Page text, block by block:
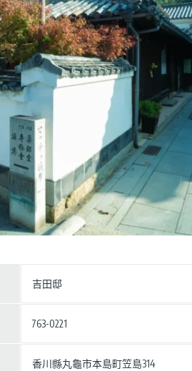
吉田邸
763-0221
香川縣丸龜市本島町笠島314